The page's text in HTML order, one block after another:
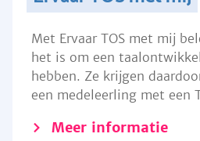
Met Ervaar TOS met mij
het is om een
hebben. Ze krijgen
een medeleerling met een
Meer informatie